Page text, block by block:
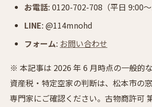
お電話: 0120-702-708（平日 9:00〜
LINE: @114mnohd
フォーム: お問い合わせ
※ 本記事は 2026 年 6 月時点の一般的
資産税・特定空家の判断は、松本市の
専門家にご確認ください。古物商許可